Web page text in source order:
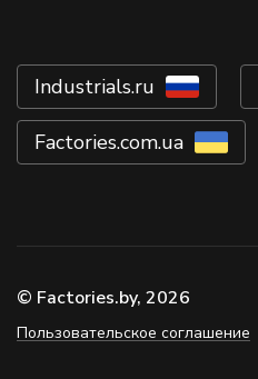
Industrials.ru
Factories.com.ua
© Factories.by, 2026
Пользовательское соглашение